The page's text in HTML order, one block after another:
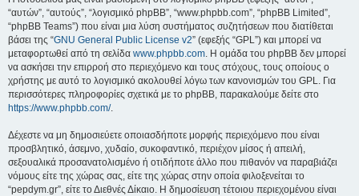
“αυτών”, “αυτούς”, “λογισμικό phpBB”, “www.phpbb.com”, “phpBB Limited”,
“phpBB Teams”) που είναι μια λύση συστήματος συζητήσεων που διατίθεται
βάσει της “GNU General Public License v2” (εφεξής “GPL”) και μπορεί να
μεταφορτωθεί από τη σελίδα www.phpbb.com. Η ομάδα του phpBB δεν μπορεί
να ασκήσει την επιρροή στο περιεχόμενο και τους στόχους, τους οποίους ο
χρήστης με αυτό το λογισμικό ακολουθεί λόγω των κανονισμών του GPL. Για
περισσότερες πληροφορίες σχετικά με το phpBB, παρακαλούμε δείτε στο
https://www.phpbb.com/.
Δέχεστε να μη δημοσιεύετε οποιασδήποτε μορφής περιεχόμενο που είναι
προσβλητικό, άσεμνο, χυδαίο, συκοφαντικό, περιέχον μίσος ή απειλή,
σεξουαλικά προσανατολισμένο ή οτιδήποτε άλλο που πιθανόν να παραβιάζει
νόμους είτε της χώρας σας, είτε της χώρας στην οποία φιλοξενείται το
“pepdym.gr”, είτε το Διεθνές Δίκαιο. Η δημοσίευση τέτοιου περιεχομένου είναι